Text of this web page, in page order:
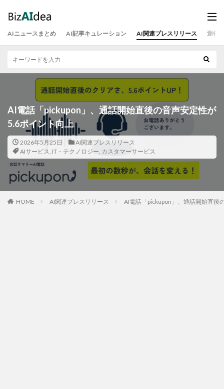
AIニュースまとめ AI記事キュレーション AI関連プレスリリース 運営
AI電話「pickupon」、通話開始直後の音声安定性が
5.6ポイント向上
2026年5月25日
AI関連プレスリリース
AIサービス, IT・テクノロジー, カスタマーサービス
HOME AI関連プレスリリース AI電話「pickupon」、通話開始直後